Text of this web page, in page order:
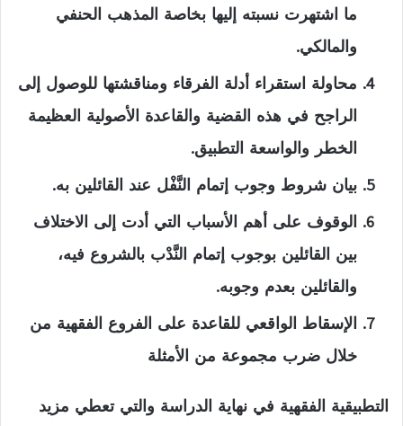
ما اشتهرت نسبته إليها بخاصة المذهب الحنفي
والمالكي.
محاولة استقراء أدلة الفرقاء ومناقشتها للوصول إلى
الراجح في هذه القضية والقاعدة الأصولية العظيمة
الخطر والواسعة التطبيق.
بيان شروط وجوب إتمام النَّفْل عند القائلين به.
الوقوف على أهم الأسباب التي أدت إلى الاختلاف
بين القائلين بوجوب إتمام النَّدْب بالشروع فيه،
والقائلين بعدم وجوبه.
الإسقاط الواقعي للقاعدة على الفروع الفقهية من
خلال ضرب مجموعة من الأمثلة
التطبيقية الفقهية في نهاية الدراسة والتي تعطي مزيد